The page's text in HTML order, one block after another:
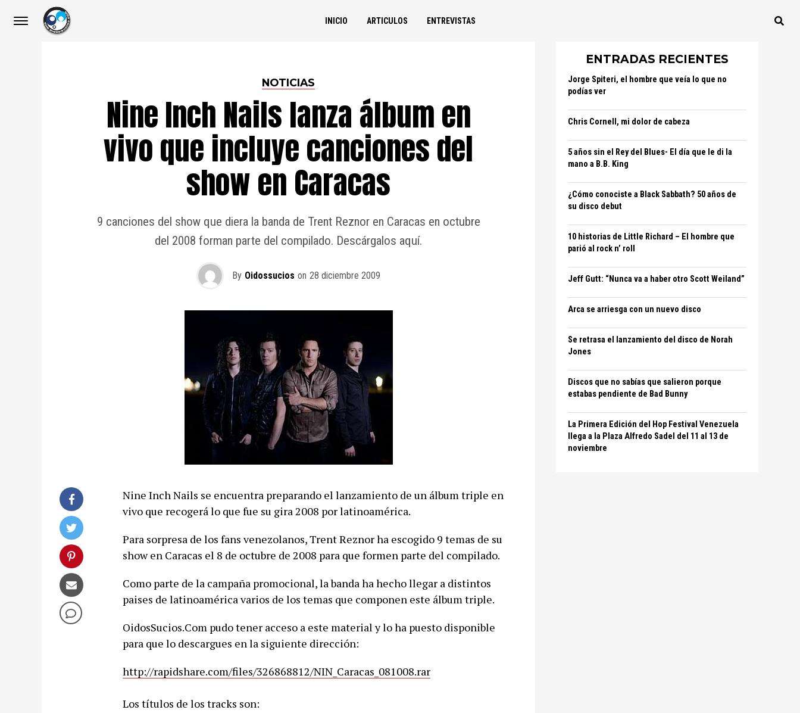
INICIO ARTICULOS ENTREVISTAS
NOTICIAS
Nine Inch Nails lanza álbum en
vivo que incluye canciones del
show en Caracas
9 canciones del show que diera la banda de Trent Reznor en Caracas en octubre
del 2008 forman parte del compilado. Descárgalos aquí.
By Oidossucios on 28 diciembre 2009
Nine Inch Nails se encuentra preparando el lanzamiento de un álbum triple en
vivo que recogerá lo que fue su gira 2008 por latinoamérica.
Para sorpresa de los fans venezolanos, Trent Reznor ha escogido 9 temas de su
show en Caracas el 8 de octubre de 2008 para que formen parte del compilado.
Como parte de la campaña promocional, la banda ha hecho llegar a distintos
paises de latinoamérica varios de los temas que componen este álbum triple.
OidosSucios.Com pudo tener acceso a este material y lo ha puesto disponible
para que lo descargues en la siguiente dirección:
http://rapidshare.com/files/326868812/NIN_Caracas_081008.rar
Los títulos de los tracks son:
ENTRADAS RECIENTES
Jorge Spiteri, el hombre que veía lo que no
podías ver
Chris Cornell, mi dolor de cabeza
5 años sin el Rey del Blues- El día que le di la
mano a B.B. King
¿Cómo conociste a Black Sabbath? 50 años de
su disco debut
10 historias de Little Richard – El hombre que
parió al rock n’ roll
Jeff Gutt: “Nunca va a haber otro Scott Weiland”
Arca se arriesga con un nuevo disco
Se retrasa el lanzamiento del disco de Norah
Jones
Discos que no sabías que salieron porque
estabas pendiente de Bad Bunny
La Primera Edición del Hop Festival Venezuela
llega a la Plaza Alfredo Sadel del 11 al 13 de
noviembre